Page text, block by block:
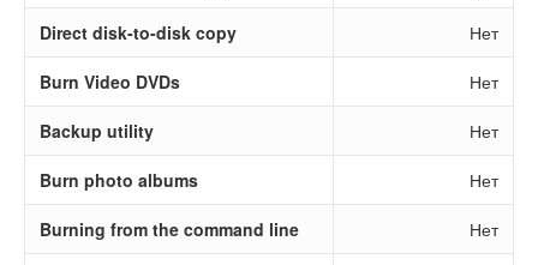
Direct disk-to-disk copy Нет
Burn Video DVDs Нет
Backup utility Нет
Burn photo albums Нет
Burning from the command line Нет